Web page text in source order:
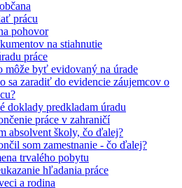
prácu
pohovor
na stiahnutie
práce
môže byť evidovaný na úrade
sa zaradiť do evidencie záujemcov o
doklady predkladam úradu
práce v zahraničí
absolvent školy, čo ďalej?
som zamestnanie - čo ďalej?
trvalého pobytu
hľadania práce
a rodina